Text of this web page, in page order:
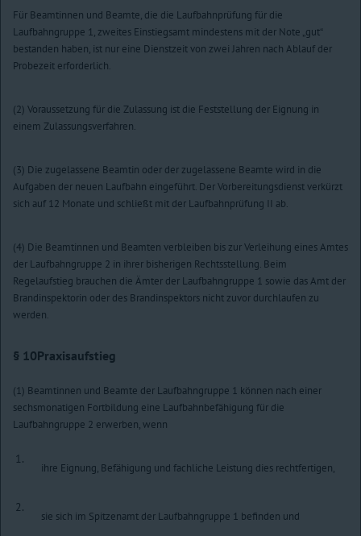
Für Beamtinnen und Beamte, die die Laufbahnprüfung für die
Laufbahngruppe 1, zweites Einstiegsamt mindestens mit der Note „gut“
bestanden haben, ist nur eine Dienstzeit von zwei Jahren nach Ablauf der
Probezeit erforderlich.
(2) Voraussetzung für die Zulassung ist die Feststellung der Eignung in
einem Zulassungsverfahren.
(3) Die zugelassene Beamtin oder der zugelassene Beamte wird in die
Aufgaben der neuen Laufbahn eingeführt. Der Vorbereitungsdienst verkürzt
sich auf 12 Monate und schließt mit der Laufbahnprüfung II ab.
(4) Die Beamtinnen und Beamten verbleiben bis zur Verleihung eines Amtes
der Laufbahngruppe 2 in ihrer bisherigen Rechtsstellung. Beim
Regelaufstieg brauchen die Ämter der Laufbahngruppe 1 sowie das Amt der
Brandinspektorin oder des Brandinspektors nicht zuvor durchlaufen zu
werden.
§ 10Praxisaufstieg
(1) Beamtinnen und Beamte der Laufbahngruppe 1 können nach einer
sechsmonatigen Fortbildung eine Laufbahnbefähigung für die
Laufbahngruppe 2 erwerben, wenn
1.
ihre Eignung, Befähigung und fachliche Leistung dies rechtfertigen,
2.
sie sich im Spitzenamt der Laufbahngruppe 1 befinden und